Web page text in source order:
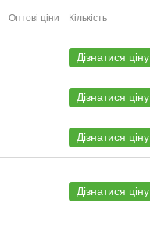
Оптові ціни Кількість
Дізнатися ціну
Дізнатися ціну
Дізнатися ціну
Дізнатися ціну